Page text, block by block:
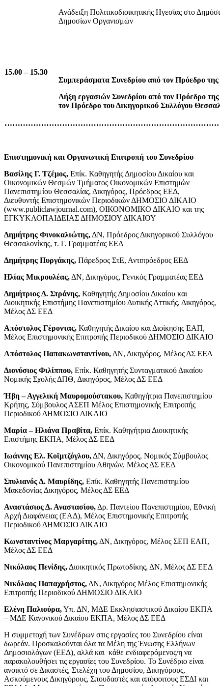
Ανάδειξη Πολιτικοδιοικητικής Ηγεσίας στο
Δημοσίων Οργανισμών
15.00 – 15.30
Συμπεράσματα Συνεδρίου από τον Πρόεδρο
Λήξη εργασιών Συνεδρίου από τον Πρόεδρο
τον Πρόεδρο του Δικηγορικού Συλλόγου
Επιστημονική και Οργανωτική Επιτροπή του Συνεδρίου
Βασίλης Γ. Τζέμος, Επίκ. Καθηγητής Δημοσίου Δικαίου και
Οικονομικών Θεσμών Τμήματος Οικονομικών Επιστημών
Πανεπιστημίου Θεσσαλίας, Δικηγόρος, Πρόεδρος ΕΕΔ,
Διευθυντής Επιστημονικών Περιοδικών ΔΗΜΟΣΙΟ ΔΙΚΑΙΟ
(www.publiclawjournal.com), ΟΙΚΟΝΟΜΙΚΟ ΔΙΚΑΙΟ και της
ΕΓΚΥΚΛΟΠΑΙΔΕΙΑΣ ΔΗΜΟΣΙΟΥ ΔΙΚΑΙΟΥ
Δημήτρης Φινοκαλιώτης, ΔΝ, Πρόεδρος Δικηγορικού Συλλόγου
Θεσσαλονίκης, τ. Γ. Γραμματέας ΕΕΔ
Δημήτρης Πυργάκης, Πάρεδρος ΣτΕ, Αντιπρόεδρος ΕΕΔ
Ηλίας Μικρουλέας, ΔΝ, Δικηγόρος, Γενικός Γραμματέας ΕΕΔ
Δημήτριος Δ. Στράνης, Καθηγητής Δημοσίου Δικαίου και
Διοικητικής Επιστήμης Πανεπιστημίου Δυτικής Αττικής, Δικηγόρος,
Μέλος ΔΣ ΕΕΔ
Απόστολος Γέροντας, Καθηγητής Δικαίου και Διοίκησης ΕΑΠ,
Μέλος Επιστημονικής Επιτροπής Περιοδικού ΔΗΜΟΣΙΟ ΔΙΚΑΙΟ
Απόστολος Παπακωνσταντίνου, ΔΝ, Δικηγόρος, Μέλος ΔΣ ΕΕΔ
Διονύσιος Φιλίππου, Επίκ. Καθηγητής Συνταγματικού Δικαίου
Νομικής Σχολής ΔΠΘ, Δικηγόρος, Μέλος ΔΣ ΕΕΔ
Ήβη – Αγγελική Μαυρομούστακου, Καθηγήτρια Πανεπιστημίου
Κρήτης, Σύμβουλος ΑΣΕΠ Μέλος Επιστημονικής Επιτροπής
Περιοδικού ΔΗΜΟΣΙΟ ΔΙΚΑΙΟ
Μαρία – Ηλιάνα Πραβίτα, Επίκ. Καθηγήτρια Διοικητικής
Επιστήμης ΕΚΠΑ, Μέλος ΔΣ ΕΕΔ
Ιωάννης Ελ. Κοϊμτζόγλου, ΔΝ, Δικηγόρος, Νομικός Σύμβουλος
Οικονομικού Πανεπιστημίου Αθηνών, Μέλος ΔΣ ΕΕΔ
Στυλιανός Δ. Μαυρίδης, Επίκ. Καθηγητής Πανεπιστημίου
Μακεδονίας Δικηγόρος, Μέλος ΔΣ ΕΕΔ
Αναστάσιος Δ. Αναστασίου, Δρ. Παντείου Πανεπιστημίου, Εθνική
Αρχή Διαφάνειας (ΕΑΔ), Μέλος Επιστημονικής Επιτροπής
Περιοδικού ΔΗΜΟΣΙΟ ΔΙΚΑΙΟ
Κωνσταντίνος Μαργαρίτης, ΔΝ, Δικηγόρος, Μέλος ΣΕΠ ΕΑΠ,
Μέλος ΔΣ ΕΕΔ
Νικόλαος Πενίδης, Διοικητικός Πρωτοδίκης, ΔΝ, Μέλος ΔΣ ΕΕΔ
Νικόλαος Παπαχρήστος, ΔΝ, Δικηγόρος Μέλος Επιστημονικής
Επιτροπής Περιοδικού ΔΗΜΟΣΙΟ ΔΙΚΑΙΟ
Ελένη Παλιούρα,Υπ. ΔΝ, ΜΔΕ Εκκλησιαστικού Δικαίου ΕΚΠΑ
– ΜΔΕ Κανονικού Δικαίου ΕΚΠΑ, Μέλος ΔΣ ΕΕΔ
Η συμμετοχή των Συνέδρων στις εργασίες του Συνεδρίου είναι
δωρεάν. Προσκαλούνται όλα τα Μέλη της Ένωσης Ελλήνων
Δημοσιολόγων (ΕΕΔ), αλλά και κάθε ενδιαφερόμενος/η να
παρακολουθήσει τις εργασίες του Συνεδρίου. Το Συνέδριο είναι
ανοικτό σε Δικαστές, Στελέχη του Δημοσίου, Δικηγόρους,
Ασκούμενους Δικηγόρους, Σπουδαστές και απόφοιτους ΕΣΔΙ και